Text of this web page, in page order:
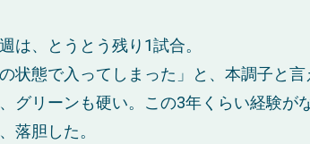
は、とうとう残り1試合。
状態で入ってしまった」と、本調子と
、グリーンも硬い。この3年くらい経験
落胆した。